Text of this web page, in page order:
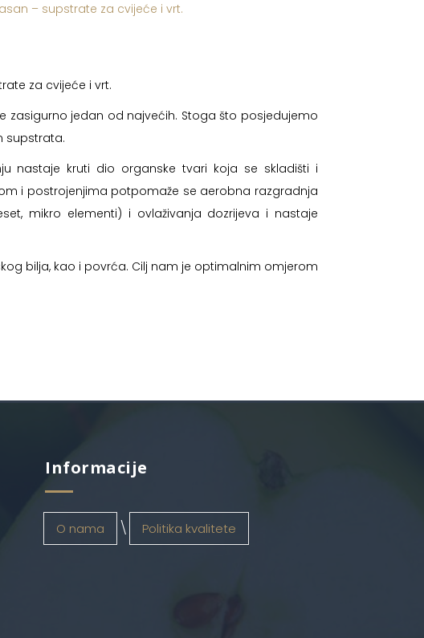
– supstrate za cvijeće i vrt.
za cvijeće i vrt.
zasigurno jedan od najvećih. Stoga što posjedujemo
supstrata.
nastaje kruti dio organske tvari koja se skladišti i
i postrojenjima potpomaže se aerobna razgradnja
mikro elementi) i ovlaživanja dozrijeva i nastaje
bilja, kao i povrća. Cilj nam je optimalnim omjerom
Informacije
O nama Politika kvalitete